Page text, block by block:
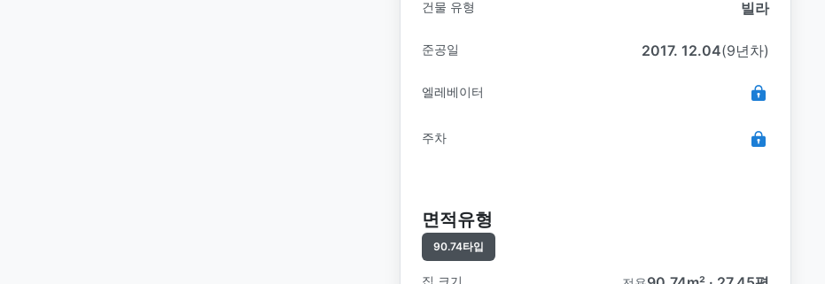
건물 유형 빌라
준공일 2017. 12.04(9년차)
엘레베이터
주차
면적유형
90.74타입
집 크기